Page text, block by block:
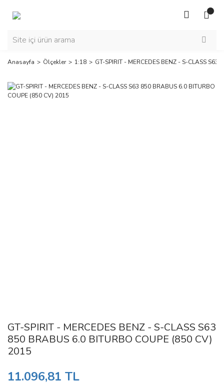
Anasayfa Ölçekler 1:18 GT-SPIRIT - MERCEDES BENZ - S-CLASS
GT-SPIRIT - MERCEDES BENZ - S-CLASS S63
850 BRABUS 6.0 BITURBO COUPE (850 CV)
2015
11.096,81 TL